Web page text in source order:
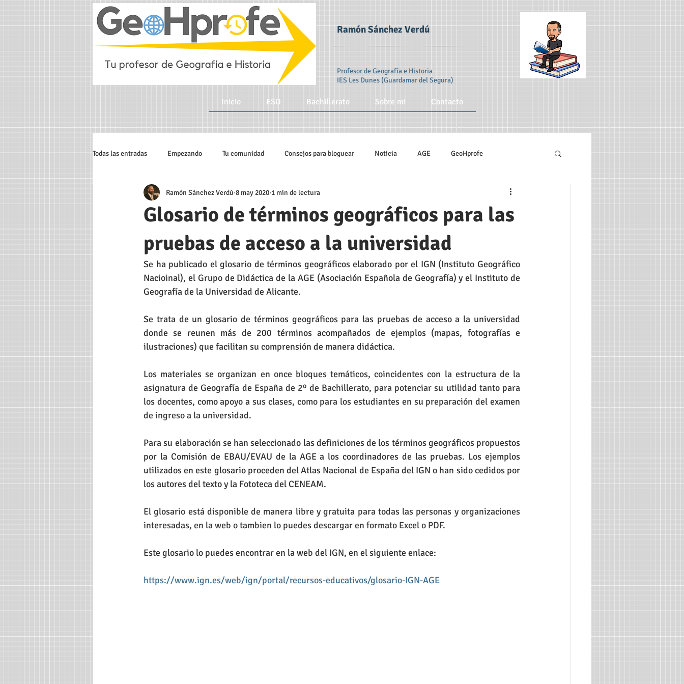
Ramón Sánchez Verdú
Profesor de Geografía e Historia
IES Les Dunes (Guardamar del Segura)
Inicio ESO Bachillerato Sobre mi Contacto
Todas las entradas Empezando Tu comunidad Consejos para bloguear Noticia AGE GeoHprofe
Geografía infinita Geografía Urbana Climatología Educación 3.0
Historia Historia del Arte Geografía Física
Música Geográfica Colegio de Geógrafos Música "Artística" Geografía Humana Geografía Regional PAU
Novedades Web Actividades
Glosario de términos geográficos para las
pruebas de acceso a la universidad
Ramón Sánchez Verdú 8 may 2020 1 min de lectura
Se ha publicado el glosario de términos geográficos elaborado por el IGN (Instituto Geográfico
Nacioinal), el Grupo de Didáctica de la AGE (Asociación Española de Geografía) y el Instituto de
Geografía de la Universidad de Alicante.
Se trata de un glosario de términos geográficos para las pruebas de acceso a la universidad
donde se reunen más de 200 términos acompañados de ejemplos (mapas, fotografías e
ilustraciones) que facilitan su comprensión de manera didáctica.
Los materiales se organizan en once bloques temáticos, coincidentes con la estructura de la
asignatura de Geografía de España de 2º de Bachillerato, para potenciar su utilidad tanto para
los docentes, como apoyo a sus clases, como para los estudiantes en su preparación del examen
de ingreso a la universidad.
Para su elaboración se han seleccionado las definiciones de los términos geográficos propuestos
por la Comisión de EBAU/EVAU de la AGE a los coordinadores de las pruebas. Los ejemplos
utilizados en este glosario proceden del Atlas Nacional de España del IGN o han sido cedidos por
los autores del texto y la Fototeca del CENEAM.
El glosario está disponible de manera libre y gratuita para todas las personas y organizaciones
interesadas, en la web o tambien lo puedes descargar en formato Excel o PDF.
Este glosario lo puedes encontrar en la web del IGN, en el siguiente enlace:
https://www.ign.es/web/ign/portal/recursos-educativos/glosario-IGN-AGE